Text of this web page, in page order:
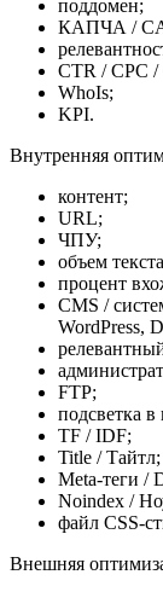
поддомен;
КАПЧА /
CTR / CPC /
WhoIs;
KPI.
Внутренняя
контент;
URL;
ЧПУ;
объем
процент
CMS /
WordPress,
FTP;
подсветка в
TF / IDF;
Title / Тайтл;
Meta-теги /
Noindex /
файл CSS-
Внешняя